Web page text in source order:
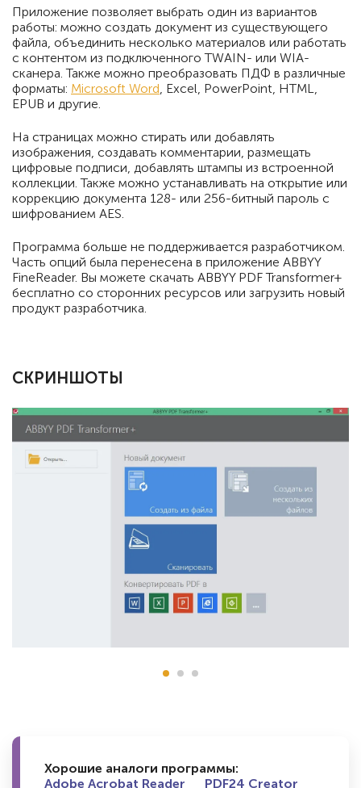
Приложение позволяет выбрать один из вариантов
работы: можно создать документ из существующего
файла, объединить несколько материалов или работать
с контентом из подключенного TWAIN- или WIA-
сканера. Также можно преобразовать ПДФ в различные
форматы: Microsoft Word, Excel, PowerPoint, HTML,
EPUB и другие.
На страницах можно стирать или добавлять
изображения, создавать комментарии, размещать
цифровые подписи, добавлять штампы из встроенной
коллекции. Также можно устанавливать на открытие или
коррекцию документа 128- или 256-битный пароль с
шифрованием AES.
Программа больше не поддерживается разработчиком.
Часть опций была перенесена в приложение ABBYY
FineReader. Вы можете скачать ABBYY PDF Transformer+
бесплатно со сторонних ресурсов или загрузить новый
продукт разработчика.
СКРИНШОТЫ
Хорошие аналоги программы:
Adobe Acrobat Reader
PDF24 Creator